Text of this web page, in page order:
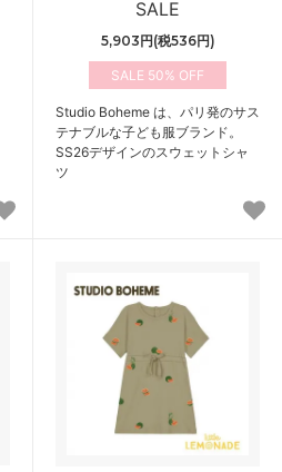
SALE
5,903円(税536円)
50%
Studio Boheme は、パリ発のサス
テナブルな子ども服ブランド。
SS26デザインのスウェットシャ
ツ